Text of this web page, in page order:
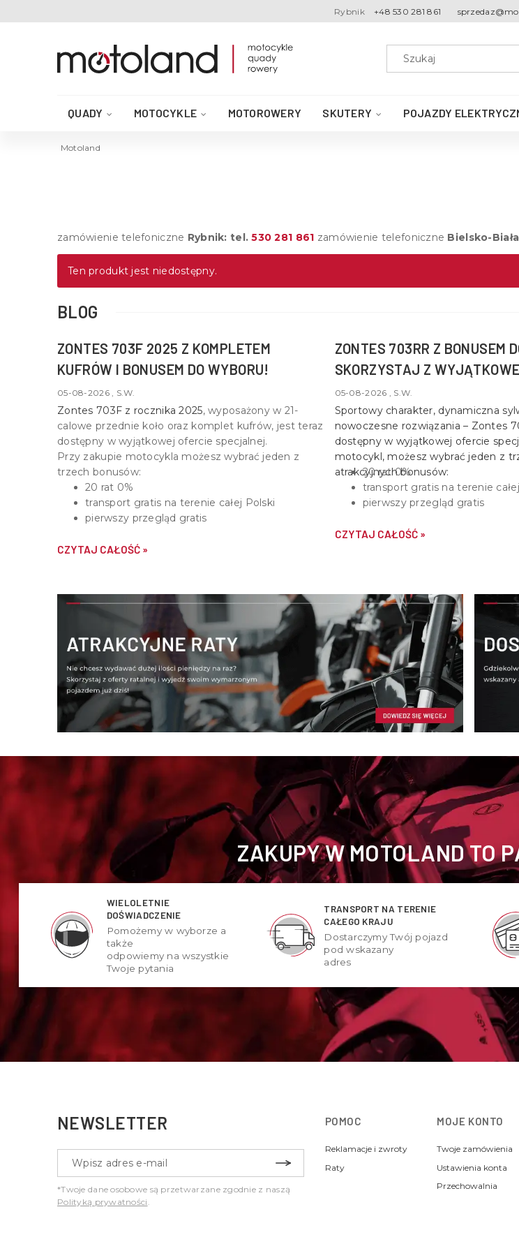
Rybnik +48 530 281 861
QUADY MOTOCYKLE MOTOROWERY SKUTERY POJAZDY
AKCESORIA DO QUADA
Motoland
zamówienie telefoniczne Rybnik: tel.530 281 861 zamówienie telefoniczne Bielsko-
Ten produkt jest niedostępny.
BLOG
ZONTES 703F 2025 Z KOMPLETEM
KUFRÓW I BONUSEM DO WYBORU!
05-08-2026 , S.W.
Zontes 703F z rocznika 2025, wyposażony w 21-
calowe przednie koło oraz komplet kufrów, jest teraz
dostępny w wyjątkowej ofercie specjalnej.
Przy zakupie motocykla możesz wybrać jeden z
trzech bonusów:
20 rat 0%
transport gratis na terenie całej Polski
pierwszy przegląd gratis
CZYTAJ CAŁOŚĆ »
ZONTES 703RR Z BONUSEM
SKORZYSTAJ Z
05-08-2026 , S.W.
Sportowy charakter, dynamiczna
nowoczesne rozwiązania – Zontes
dostępny w wyjątkowej ofercie
motocykl, możesz wybrać jeden z
atrakcyjnych bonusów:
20 rat 0%
transport gratis na terenie
pierwszy przegląd gratis
CZYTAJ CAŁOŚĆ »
ZAKUPY W MOTOLAND TO
WIELOLETNIE
DOŚWIADCZENIE
Pomożemy w wyborze a
także
odpowiemy na wszystkie
Twoje pytania
TRANSPORT NA TERENIE
CAŁEGO KRAJU
Dostarczymy Twój pojazd
pod wskazany
adres
NEWSLETTER
*Twoje dane osobowe są przetwarzane zgodnie z naszą
Polityką prywatności .
POMOC
Reklamacje i zwroty
Raty
MOJE KONTO
Twoje zamówienia
Ustawienia konta
Przechowalnia